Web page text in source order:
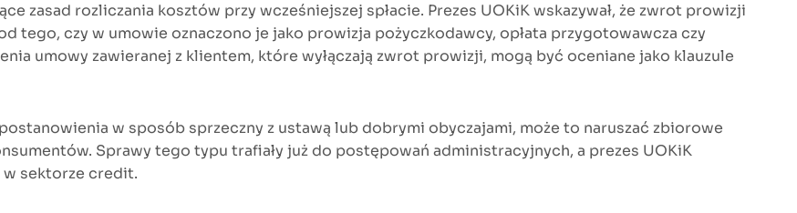
zasad rozliczania kosztów przy wcześniejszej spłacie. Prezes UOKiK wskazywał, że zwrot prowizji
tego, czy w umowie oznaczono je jako prowizja pożyczkodawcy, opłata przygotowawcza czy
umowy zawieranej z klientem, które wyłączają zwrot prowizji, mogą być oceniane jako klauzule
w sposób sprzeczny z ustawą lub dobrymi obyczajami, może to naruszać zbiorowe
Sprawy tego typu trafiały już do postępowań administracyjnych, a prezes UOKiK
w sektorze credit.